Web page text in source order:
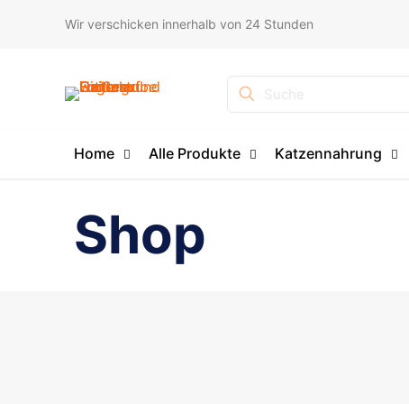
Wir verschicken innerhalb von 24 Stunden
Suche
Home Alle Produkte Katzennahrung
Shop